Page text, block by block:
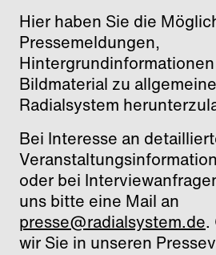
Hier haben Sie die
Pressemeldungen,
Bildmaterial zu
Radialsystem
Bei Interesse an
oder bei
uns bitte eine Mail an
presse@radialsystem.de.
wir Sie in unseren